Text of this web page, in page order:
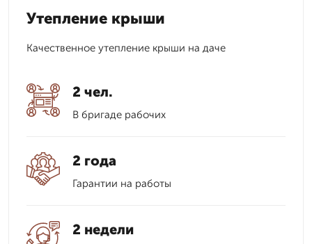
Утепление крыши
Качественное утепление крыши на даче
2 чел.
В бригаде рабочих
2 года
Гарантии на работы
2 недели